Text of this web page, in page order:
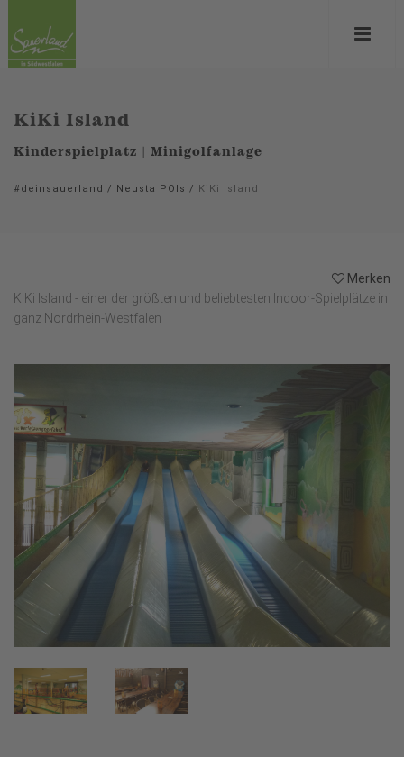
KiKi Island
Kinderspielplatz | Minigolfanlage
#deinsauerland / Neusta POIs / KiKi Island
Merken
KiKi Island - einer der größten und beliebtesten Indoor-Spielplätze in
ganz Nordrhein-Westfalen